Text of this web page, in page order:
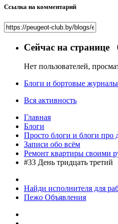
Ссылка на комментарий
Сейчас на странице
Нет пользователей,
Блоги и бортовые
Вся активность
Главная
Блоги
Просто блоги и блоги про
Записи обо всём
Ремонт квартиры своими
#33 День тридцать третий
Найди исполнителя для
Пежо Объявления